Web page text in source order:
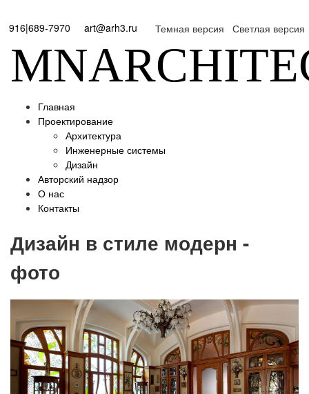
916|689-7970 art@arh3.ru Темная версия Светлая версия
Главная
Проектирование
Архитектура
Инженерные системы
Дизайн
Авторский надзор
О нас
Контакты
Дизайн в стиле модерн -
фото